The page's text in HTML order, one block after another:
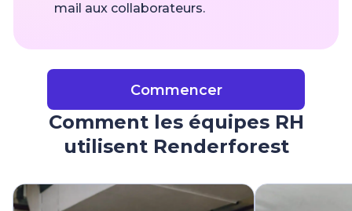
mail aux collaborateurs.
Commencer
Comment les équipes RH
utilisent Renderforest